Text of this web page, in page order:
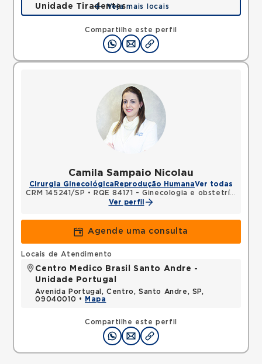
Compartilhe este perfil
Unidade Tiradentes
Rua Tiradentes, Vila Dora, Santo Andre, SP,
09030560 •Mapa
Veja mais locais
Camila Sampaio Nicolau
Cirurgia Ginecológica Reprodução HumanaVer todas
CRM 145241/SP •
RQE 84171 - Ginecologia e obstetrícia
Ver perfil
Agende uma consulta
Compartilhe este perfil
Locais de Atendimento
Centro Medico Brasil Santo Andre -
Unidade Portugal
Avenida Portugal, Centro, Santo Andre, SP,
09040010 •
Mapa